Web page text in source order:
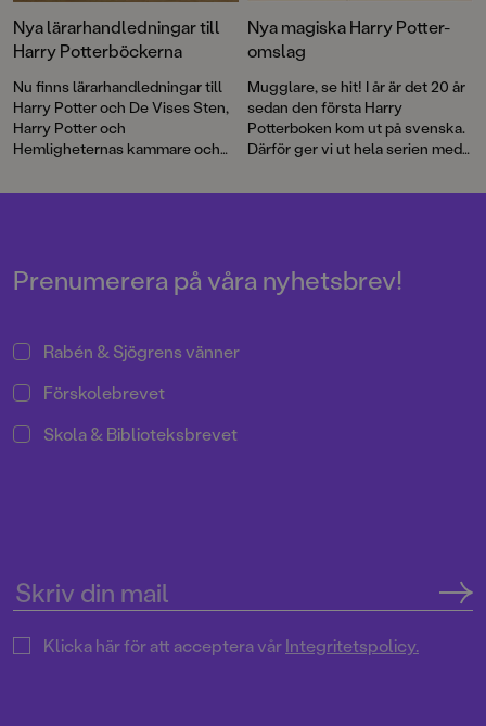
Nya lärarhandledningar till
Harry Potterböckerna
Nu finns lärarhandledningar till
Harry Potter och De Vises Sten,
Harry Potter och
Hemligheternas kammare och
Azkaban att ladda ner helt gratis.
Nya magiska Harry Potter-
omslag
Mugglare, se hit! I år är det 20 år
sedan den första Harry
Potterboken kom ut på svenska.
Därför ger vi ut hela serien med
firar vi jubileet med en podd och
Prenumerera på våra nyhetsbrev!
Rabén & Sjögrens vänner
Förskolebrevet
Skola & Biblioteksbrevet
Klicka här för att acceptera vårIntegritetspolicy.